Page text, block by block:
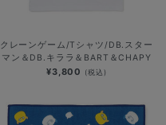
クレーンゲーム/Tシャツ/DB.スター
マン＆DB.キララ＆BART＆CHAPY
¥3,800 (税込)